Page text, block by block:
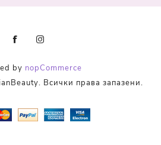
by nopCommerce
Всички права запазени.